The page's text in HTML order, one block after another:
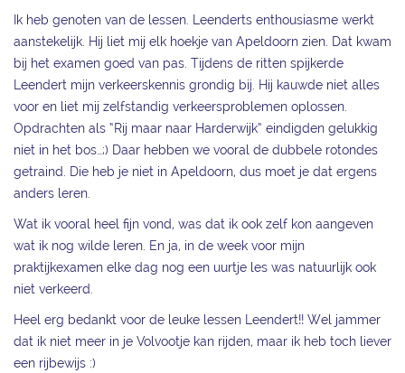
Ik heb genoten van de lessen. Leenderts enthousiasme werkt
aanstekelijk. Hij liet mij elk hoekje van Apeldoorn zien. Dat kwam
bij het examen goed van pas. Tijdens de ritten spijkerde
Leendert mijn verkeerskennis grondig bij. Hij kauwde niet alles
voor en liet mij zelfstandig verkeersproblemen oplossen.
Opdrachten als “Rij maar naar Harderwijk” eindigden gelukkig
niet in het bos…;) Daar hebben we vooral de dubbele rotondes
getraind. Die heb je niet in Apeldoorn, dus moet je dat ergens
anders leren.
Wat ik vooral heel fijn vond, was dat ik ook zelf kon aangeven
wat ik nog wilde leren. En ja, in de week voor mijn
praktijkexamen elke dag nog een uurtje les was natuurlijk ook
niet verkeerd.
Heel erg bedankt voor de leuke lessen Leendert!! Wel jammer
dat ik niet meer in je Volvootje kan rijden, maar ik heb toch liever
een rijbewijs :)